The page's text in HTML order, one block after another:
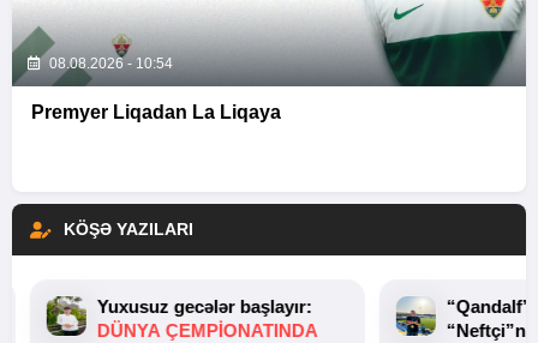
08.08.2026 - 10:54
Premyer Liqadan La Liqaya
KÖŞƏ YAZILARI
Yuxusuz gecələr başlayır:
DÜNYA ÇEMPIONATINDA